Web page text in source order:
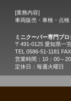
[業務内容]
車両販売・車検・点
ミニクーパー専門プ
〒491-0125 愛知県一
TEL 0586-51-1181
営業時間：10：00～
定休日：毎週火曜日